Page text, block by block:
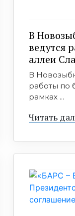
В
ведутся
аллеи
В
работы по
рамках ...
Читать